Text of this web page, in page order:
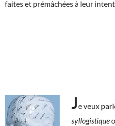
faites et prémâchées à leur
Je veux
syllogistique